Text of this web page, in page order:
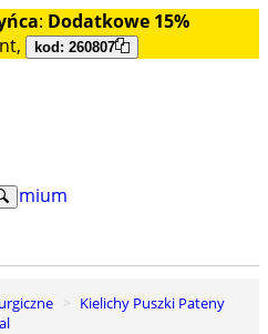
: Dodatkowe 15%
kod: 260807
Kielichy Puszki Pateny